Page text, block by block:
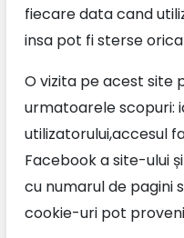
fiecare data cand
insa pot fi sterse
O vizita pe acest site
urmatoarele scopuri:
utilizatorului,accesul
Facebook a site-ului
cu numarul de pagini
cookie-uri pot